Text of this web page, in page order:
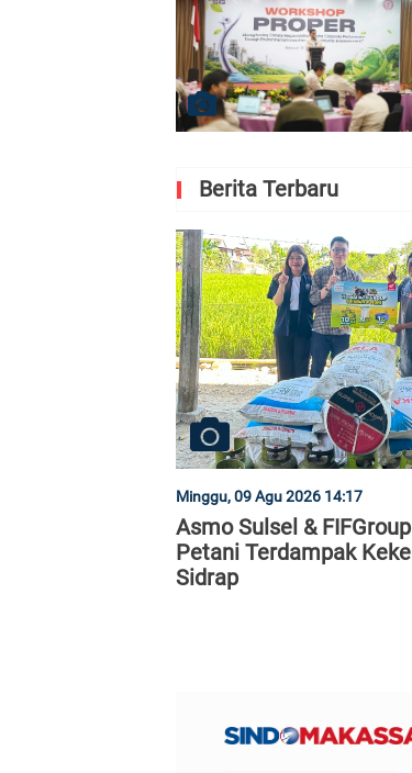
Berita Terbaru
Minggu, 09 Agu 2026 14:17
Asmo Sulsel &
Petani Terdampak
Sidrap